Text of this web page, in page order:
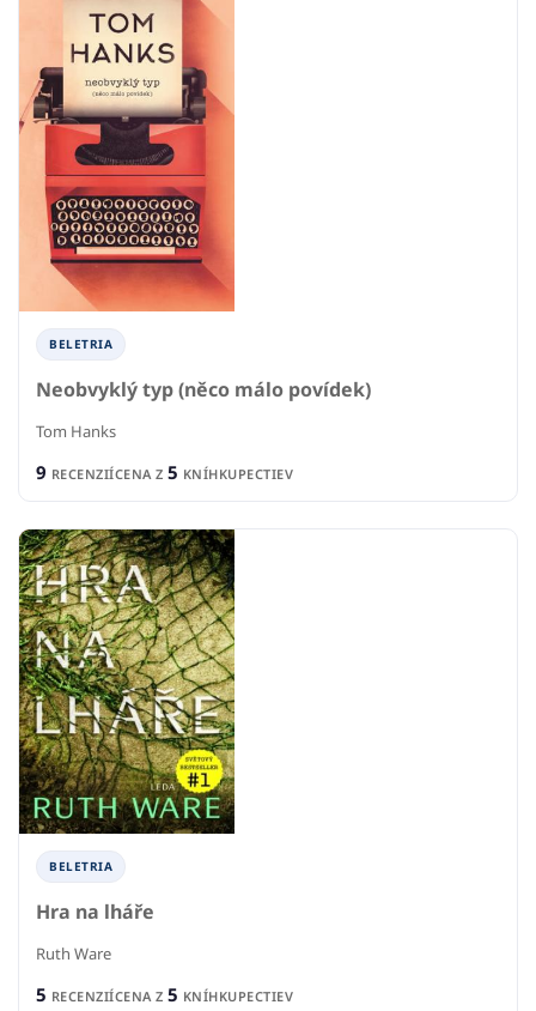
BELETRIA
Neobvyklý typ (něco málo povídek)
Tom Hanks
9 RECENZIÍCENA Z 5 KNÍHKUPECTIEV
BELETRIA
Hra na lháře
Ruth Ware
5 RECENZIÍCENA Z 5 KNÍHKUPECTIEV